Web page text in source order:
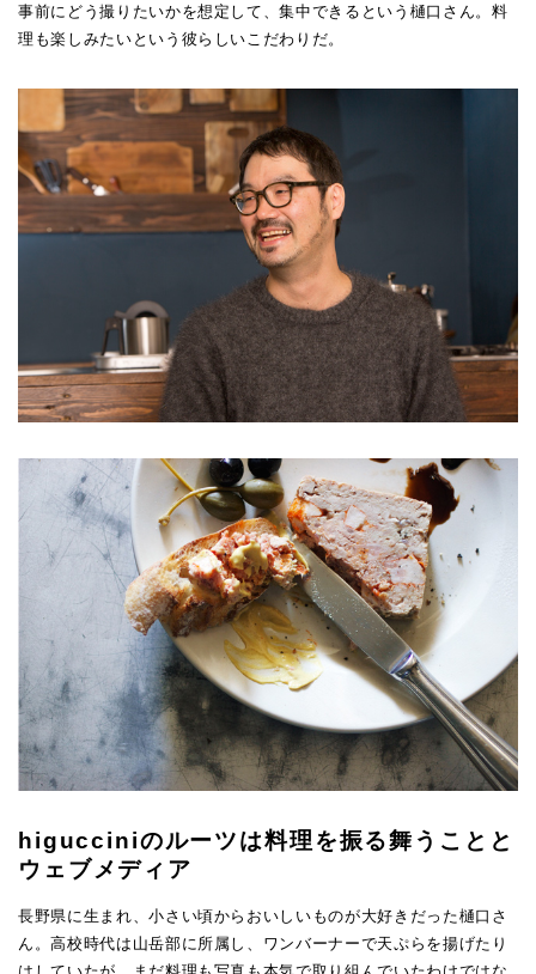
事前にどう撮りたいかを想定して、集中できるという樋口さん。料
理も楽しみたいという彼らしいこだわりだ。
higucciniのルーツは料理を振る舞うことと
ウェブメディア
長野県に生まれ、小さい頃からおいしいものが大好きだった樋口さ
ん。高校時代は山岳部に所属し、ワンバーナーで天ぷらを揚げたり